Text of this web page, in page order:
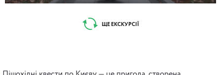
ЩЕ ЕКСКУРСІЇ